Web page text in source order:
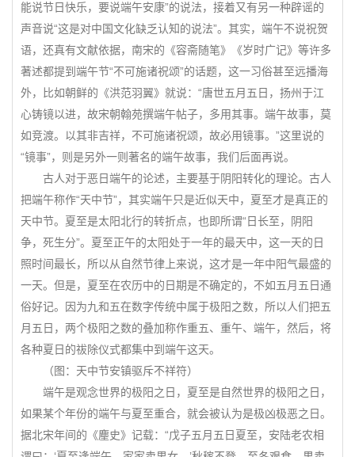
能说节日快乐，要说端午安康”的说法，接着又有另一种辟谣的
声音说“这是对中国文化缺乏认知的说法”。其实，端午不说祝贺
语，还真有文献依据，南宋的《容斋随笔》《岁时广记》等许多
著述都提到端午节“不可施诸祝颂”的话题，这一习俗甚至远播海
外，比如朝鲜的《洪范羽翼》就说：“唐世五月五日，扬州于江
心铸镜以进，故宋朝翰苑撰端午帖子，多用其事。端午故事，莫
如竞渡。以其非吉祥，不可施诸祝颂，故必用镜事。”这里说的
“镜事”，则是另外一则著名的端午故事，我们后面再说。
古人对于恶日端午的论述，主要基于阴阳转化的理论。古人
把端午称作“天中节”，其实端午只是近似天中，夏至才是真正的
天中节。夏至是太阳北行的转折点，也即所谓“日长至，阴阳
争，死生分”。夏至正午的太阳处于一年的最天中，这一天的日
照时间最长，所以从自然节律上来说，这才是一年中阳气最盛的
一天。但是，夏至在农历中的日期是不确定的，不如五月五日通
俗好记。因为九和五在数字传统中属于极阳之数，所以人们把五
月五日，两个极阳之数的叠加称作重五、重午、端午，然后，将
各种夏日的祓除仪式都集中到端午这天。
（图：天中节安镇驱斥不祥符）
端午是观念世界的极阳之日，夏至是自然世界的极阳之日，
如果某个年份的端午与夏至重合，就会被认为是极凶极恶之日。
据北宋年间的《麈史》记载：“戊子五月五日夏至，安陆老农相